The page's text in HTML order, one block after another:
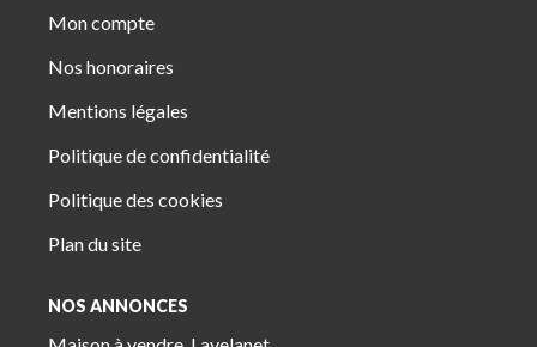
Mon compte
Nos honoraires
Mentions légales
Politique de confidentialité
Politique des cookies
Plan du site
NOS ANNONCES